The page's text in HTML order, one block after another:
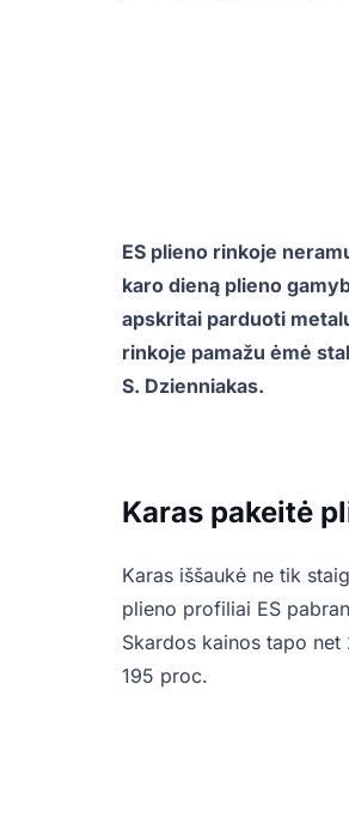
ES plieno rinkoje
karo dieną plieno
apskritai parduoti
rinkoje pamažu ėmė
S. Dzienniakas.
Karas pakeitė
Karas iššaukė ne tik
plieno profiliai ES
Skardos kainos tapo
195 proc.